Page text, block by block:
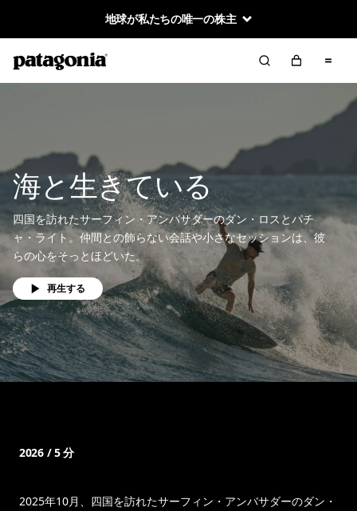
地球が私たちの唯一の株主
海と生きている
四国を訪れたサーフィン・アンバサダーのダン・ロスとパチ
ャ・ライト。仲間との飾らない会話や小さなセッションは、彼
らの心をそっとほどいた。
再生する
2026 / 5 分
2025年10月、四国を訪れたサーフィン・アンバサダーのダン・